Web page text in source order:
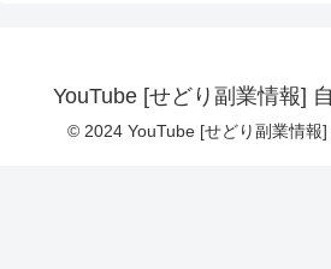
YouTube [せどり副業情報]
© 2024 YouTube [せどり副業情報